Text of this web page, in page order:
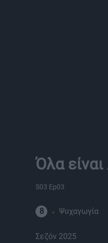
Όλα
S03 Ep03
8 Ψυχαγωγία
Σεζόν 2025